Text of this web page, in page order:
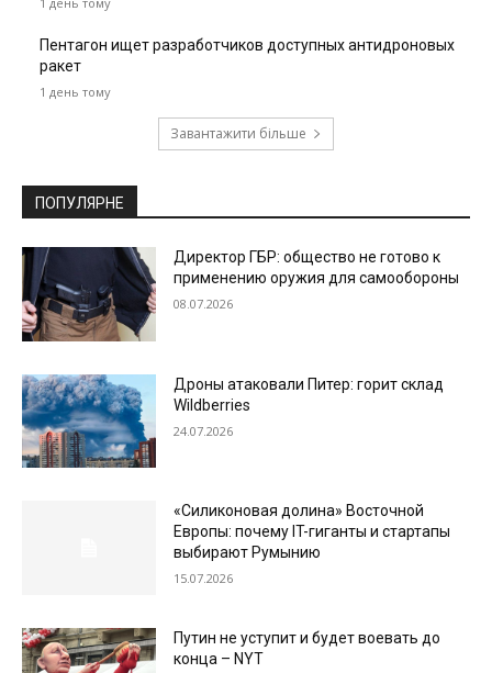
Пентагон ищет разработчиков доступных антидроновых
ракет
1 день тому
Завантажити більше
ПОПУЛЯРНЕ
Директор ГБР: общество не готово к
применению оружия для самообороны
08.07.2026
Дроны атаковали Питер: горит склад
Wildberries
24.07.2026
«Силиконовая долина» Восточной
Европы: почему IT-гиганты и стартапы
выбирают Румынию
15.07.2026
Путин не уступит и будет воевать до
конца – NYT